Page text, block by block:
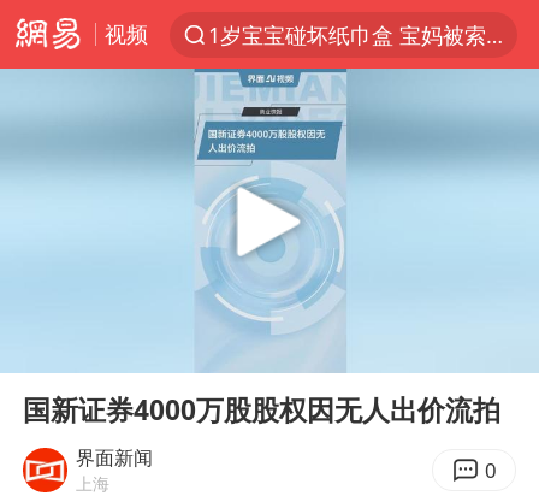
视频
1岁宝宝碰坏纸巾盒 宝妈被索赔924元
Meta被判支付5.67亿美元
阿根廷足协发文力挺因凡蒂诺
中国稀土盘中涨停
日本广岛民众举行游行反对政府行径
Play
国新证券4000万股股权因无人出价流拍
界面新闻
上海 0